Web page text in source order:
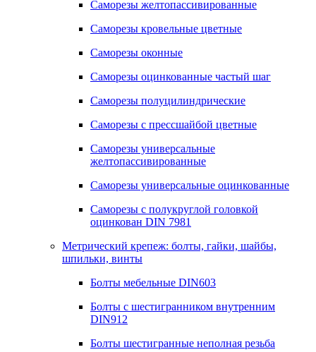
Саморезы желтопассивированные
Саморезы кровельные цветные
Саморезы оконные
Саморезы оцинкованные частый шаг
Саморезы полуцилиндрические
Саморезы с прессшайбой цветные
Саморезы универсальные
желтопассивированные
Саморезы универсальные оцинкованные
Саморезы с полукруглой головкой
оцинкован DIN 7981
Метрический крепеж: болты, гайки, шайбы,
шпильки, винты
Болты мебельные DIN603
Болты с шестигранником внутренним
DIN912
Болты шестигранные неполная резьба